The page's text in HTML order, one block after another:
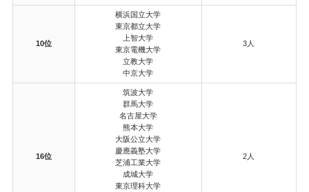
10位
横浜国立大学
東京都立大学
上智大学
東京電機大学
立教大学
中京大学
3人
16位
筑波大学
群馬大学
名古屋大学
熊本大学
大阪公立大学
慶應義塾大学
芝浦工業大学
成城大学
東京理科大学
2人